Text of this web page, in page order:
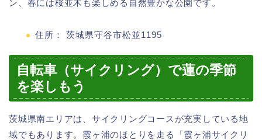
ン、春には桜並木も楽しめる自然豊かな公園です。
住所： 茨城県守谷市松並1195
自転車（サイクリング）で蓮の季節
を楽しもう
茨城県南エリアは、サイクリングコースが充実している地
域でもあります。霞ヶ浦のほとりを走る「霞ヶ浦サイクリ